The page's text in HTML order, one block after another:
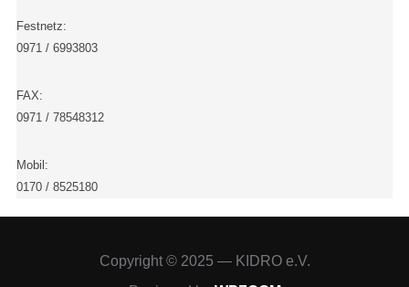
Festnetz:
0971 / 6993803
FAX:
0971 / 78548312
Mobil:
0170 / 8525180
Copyright © 2025 — KIDRO e.V.